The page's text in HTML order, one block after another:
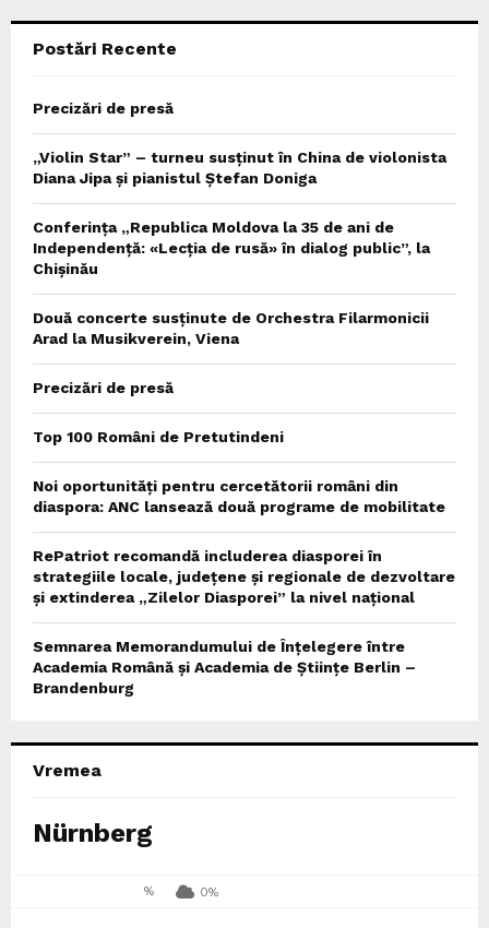
Postări Recente
Precizări de presă
„Violin Star” – turneu susținut în China de violonista
Diana Jipa și pianistul Ștefan Doniga
Conferința „Republica Moldova la 35 de ani de
Independență: «Lecția de rusă» în dialog public”, la
Chișinău
Două concerte susținute de Orchestra Filarmonicii
Arad la Musikverein, Viena
Precizări de presă
Top 100 Români de Pretutindeni
Noi oportunități pentru cercetătorii români din
diaspora: ANC lansează două programe de mobilitate
RePatriot recomandă includerea diasporei în
strategiile locale, județene și regionale de dezvoltare
și extinderea „Zilelor Diasporei” la nivel național
Semnarea Memorandumului de Înțelegere între
Academia Română și Academia de Științe Berlin –
Brandenburg
Vremea
Nürnberg
% 0%